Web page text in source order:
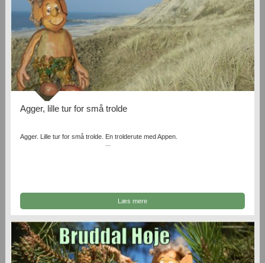
Agger, lille tur for små trolde
Agger. Lille tur for små trolde. En trolderute med Appen.
Læs mere